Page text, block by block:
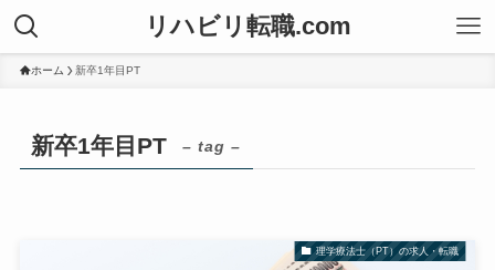
リハビリ転職.com
ホーム 新卒1年目PT
新卒1年目PT – tag –
理学療法士（PT）の求人・転職